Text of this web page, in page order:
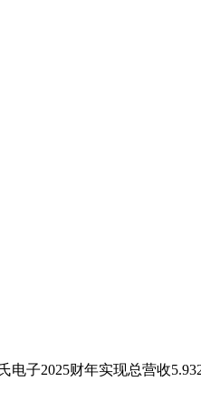
电子2025财年实现总营收